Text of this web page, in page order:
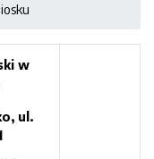
w
ul.